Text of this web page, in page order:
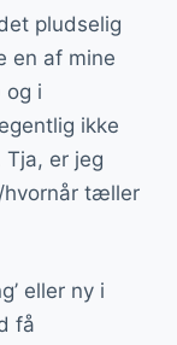
pludselig
en af mine
og i
ikke
er jeg
hvornår tæller
eller ny i
få